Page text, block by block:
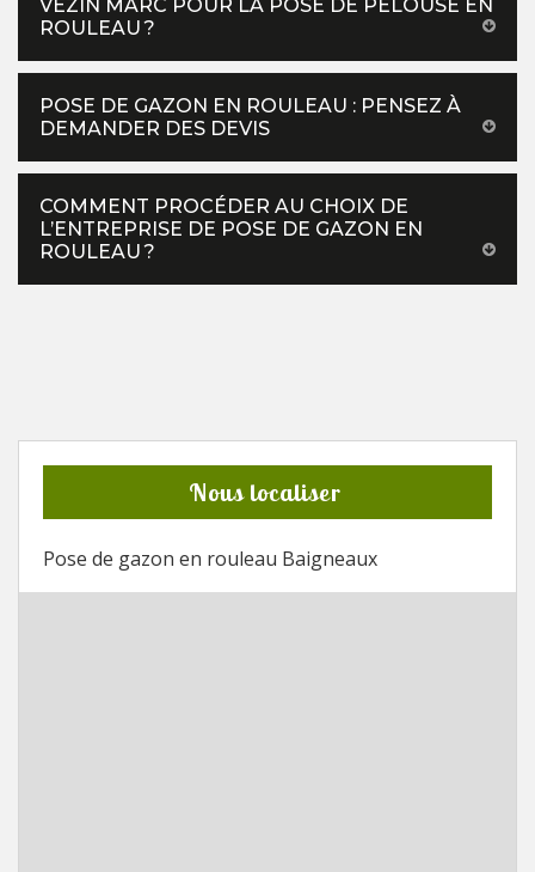
VEZIN MARC POUR LA POSE DE PELOUSE EN
ROULEAU ?
POSE DE GAZON EN ROULEAU : PENSEZ À
DEMANDER DES DEVIS
COMMENT PROCÉDER AU CHOIX DE
L’ENTREPRISE DE POSE DE GAZON EN
ROULEAU ?
Nous localiser
Pose de gazon en rouleau Baigneaux